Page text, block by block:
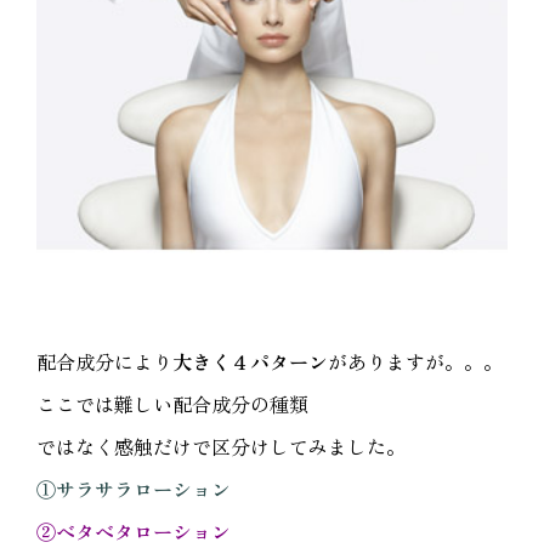
配合成分により 大きく４パターンがありますが。。。
ここでは難しい配合成分の種類
ではなく感触だけで区分けしてみました。
①サラサラローション
②ベタベタローション